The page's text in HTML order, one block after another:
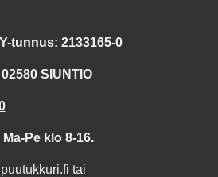
tunnus: 2133165-0
SIUNTIO
Ma-Pe klo 8-16.
tai